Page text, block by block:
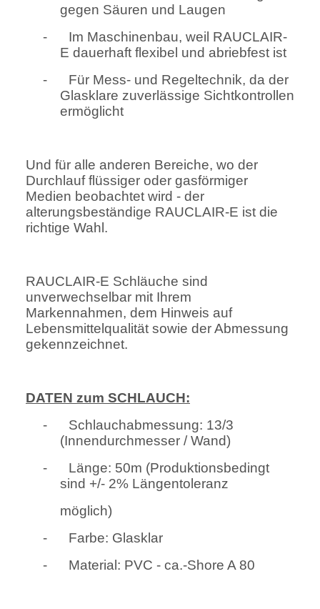
gegen Säuren und Laugen
-
Im Maschinenbau, weil RAUCLAIR-
E dauerhaft flexibel und abriebfest ist
-
Für Mess- und Regeltechnik, da der
Glasklare zuverlässige Sichtkontrollen
ermöglicht
Und für alle anderen Bereiche, wo der
Durchlauf flüssiger oder gasförmiger
Medien beobachtet wird - der
alterungsbeständige RAUCLAIR-E ist die
richtige Wahl.
RAUCLAIR-E Schläuche sind
unverwechselbar mit Ihrem
Markennahmen, dem Hinweis auf
Lebensmittelqualität sowie der Abmessung
gekennzeichnet.
DATEN zum SCHLAUCH:
-
Schlauchabmessung: 13/3
(Innendurchmesser / Wand)
-
Länge: 50m (Produktionsbedingt
sind +/- 2% Längentoleranz
möglich)
-
Farbe: Glasklar
-
Material: PVC - ca.-Shore A 80